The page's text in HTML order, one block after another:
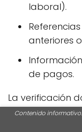
laboral).
anteriores
de pagos.
La verificación
evitar fraudes.
propietarios
Contenido